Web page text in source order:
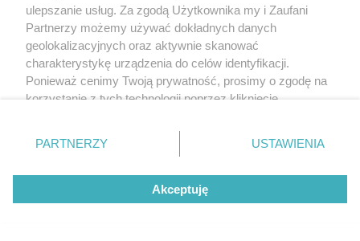
ulepszanie usług. Za zgodą Użytkownika my i Zaufani
Partnerzy możemy używać dokładnych danych
geolokalizacyjnych oraz aktywnie skanować
charakterystykę urządzenia do celów identyfikacji.
Ponieważ cenimy Twoją prywatność, prosimy o zgodę na
korzystanie z tych technologii poprzez kliknięcie
zmienić/wycofać klikając przycisk ustawień prywatności
znajdujący się w lewym dolnym rogu strony
rodzaje przetwarzania danych nie wymagają zgody
użytkownika, ale masz prawo sprzeciwić się takiemu
przetwarzaniu. Preferencje będą miały zastosowanie tylko
PARTNERZY USTAWIENIA
Akceptuję